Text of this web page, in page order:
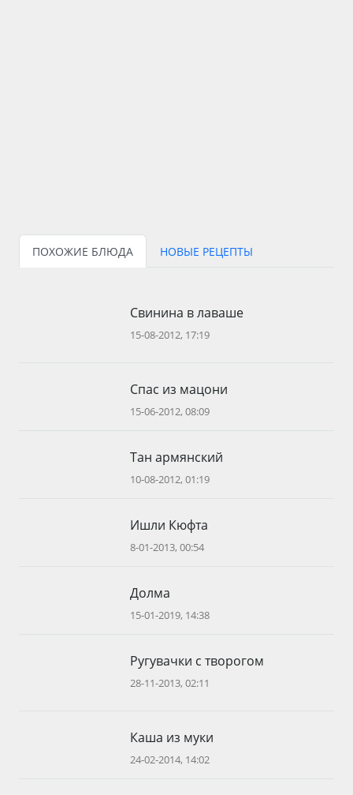
ПОХОЖИЕ БЛЮДА НОВЫЕ РЕЦЕПТЫ
Свинина в лаваше
15-08-2012, 17:19
Спас из мацони
15-06-2012, 08:09
Тан армянский
10-08-2012, 01:19
Ишли Кюфта
8-01-2013, 00:54
Долма
15-01-2019, 14:38
Ругувачки с творогом
28-11-2013, 02:11
Каша из муки
24-02-2014, 14:02